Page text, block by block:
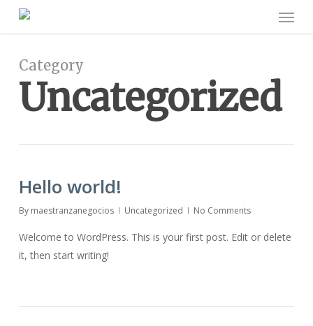
content
Menu
Category
Uncategorized
Hello world!
By maestranzanegocios Uncategorized No Comments
Welcome to WordPress. This is your first post. Edit or delete
it, then start writing!